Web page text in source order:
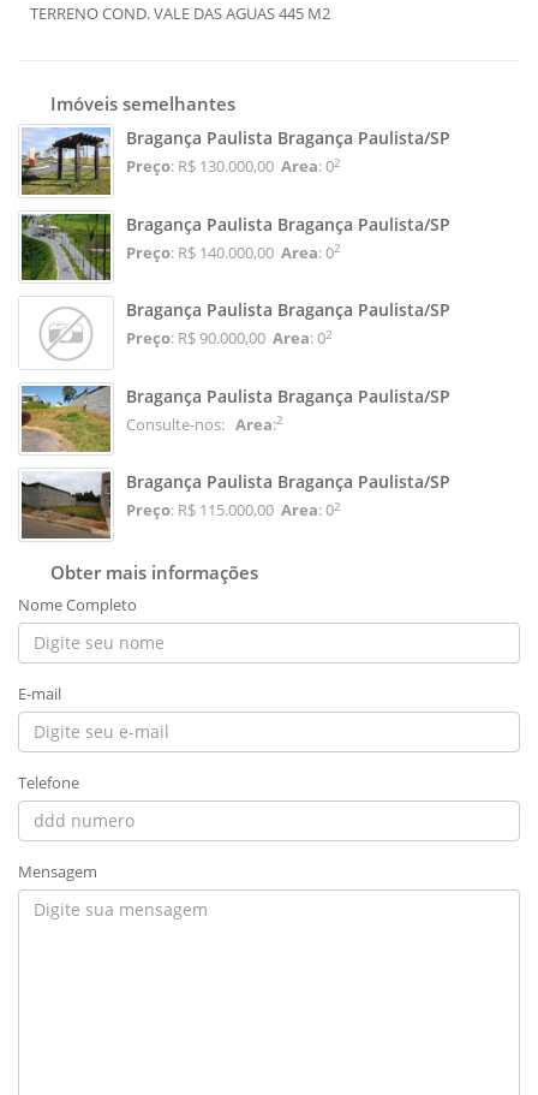
TERRENO COND. VALE DAS AGUAS 445 M2
Imóveis semelhantes
Bragança Paulista Bragança Paulista/SP
Preço: R$ 130.000,00 Area: 02
Bragança Paulista Bragança Paulista/SP
Preço: R$ 140.000,00 Area: 02
Bragança Paulista Bragança Paulista/SP
Preço: R$ 90.000,00 Area: 02
Bragança Paulista Bragança Paulista/SP
Consulte-nos: Area:2
Bragança Paulista Bragança Paulista/SP
Preço: R$ 115.000,00 Area: 02
Obter mais informações
Nome Completo
E-mail
Telefone
Mensagem